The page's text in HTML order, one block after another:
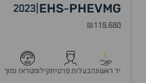
MG
EHS-PHEV
2023
₪119,680
1
יד ראשונהבעלות פרטיתקילומטראז נמוך